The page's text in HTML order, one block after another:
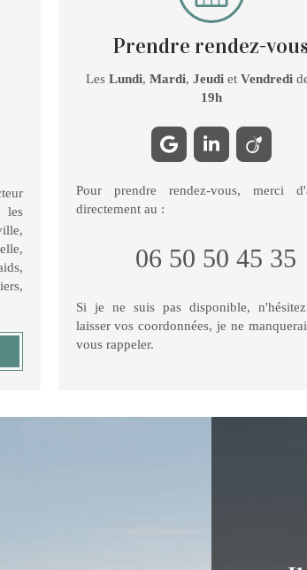
les
Prendre rendez-
Les Lundi, Mardi, Jeudiet Vendredi
19h
Pour prendre rendez-vous, merci
directement au :
06 50 50 45 35
Si je ne suis pas disponible,
laisser vos coordonnées, je ne
vous rappeler.